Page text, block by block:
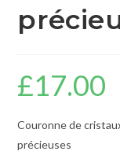
£17.00
Couronne de
précieuses